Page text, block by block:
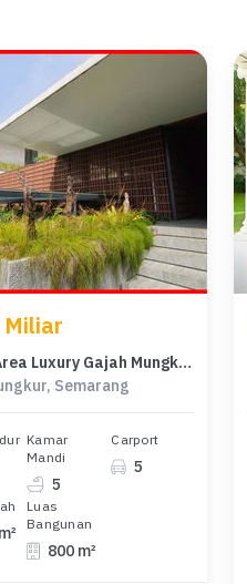
Miliar
Rumah Area Luxury Gajah Mungkur, Semarang - Harga Menarik 18 Miliar
Semarang
Kamar
Mandi
5
Carport
5
Luas
Bangunan
800 m²